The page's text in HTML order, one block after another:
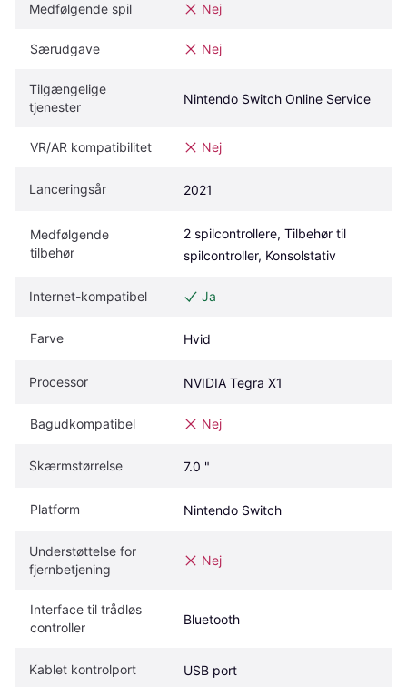
Medfølgende spil Nej
Særudgave Nej
Tilgængelige
tjenester
Nintendo Switch Online Service
VR/AR kompatibilitet Nej
Lanceringsår 2021
Medfølgende
tilbehør
2 spilcontrollere, Tilbehør til
spilcontroller, Konsolstativ
Internet-kompatibel Ja
Farve Hvid
Processor NVIDIA Tegra X1
Bagudkompatibel Nej
Skærmstørrelse 7.0 "
Platform Nintendo Switch
Understøttelse for
fjernbetjening
Nej
Interface til trådløs
controller
Bluetooth
Kablet kontrolport USB port